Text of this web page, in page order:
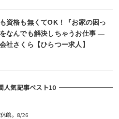
資格も無くてOK！『お家の困っ
なんでも解決しちゃうお仕事 ―
社さくら【ひらつー求人】
人気記事ベスト10
館。8/26